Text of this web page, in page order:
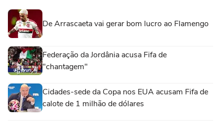
De Arrascaeta vai gerar bom lucro ao Flamengo
Federação da Jordânia acusa Fifa de
"chantagem"
Cidades-sede da Copa nos EUA acusam Fifa de
calote de 1 milhão de dólares